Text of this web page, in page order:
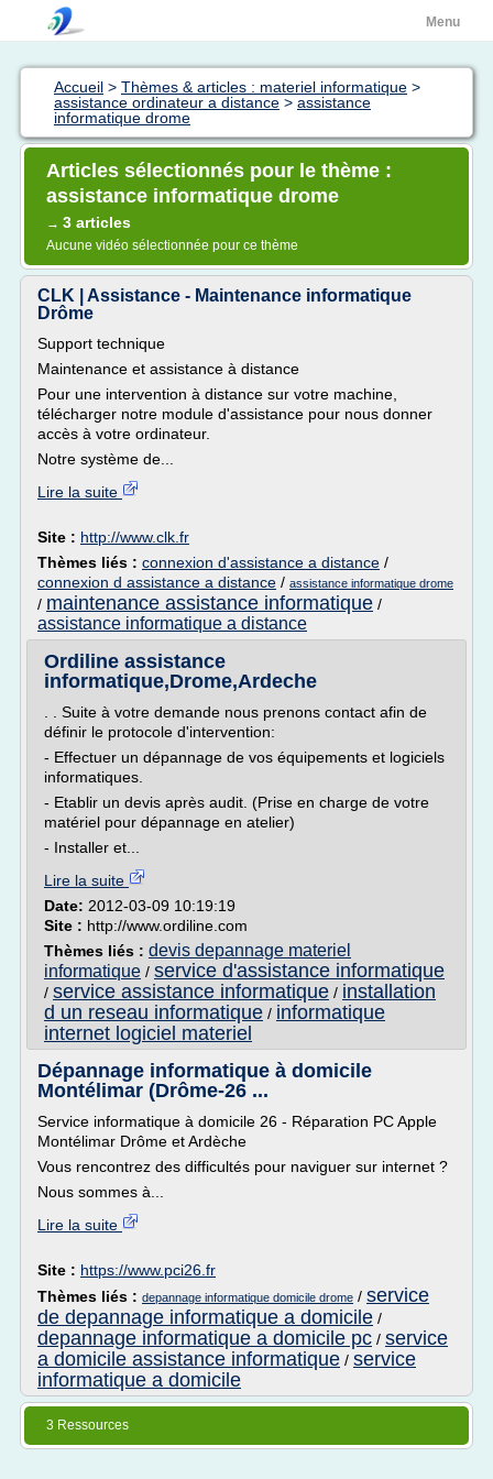
Menu
Accueil > Thèmes & articles : materiel informatique >
assistance ordinateur a distance > assistance
informatique drome
Articles sélectionnés pour le thème :
assistance informatique drome
→ 3 articles
Aucune vidéo sélectionnée pour ce thème
CLK | Assistance - Maintenance informatique
Drôme
Support technique
Maintenance et assistance à distance
Pour une intervention à distance sur votre machine,
télécharger notre module d'assistance pour nous donner
accès à votre ordinateur.
Notre système de...
Lire la suite
Site : http://www.clk.fr
Thèmes liés : connexion d'assistance a distance /
connexion d assistance a distance / assistance informatique drome
/ maintenance assistance informatique /
assistance informatique a distance
Ordiline assistance
informatique,Drome,Ardeche
. . Suite à votre demande nous prenons contact afin de
définir le protocole d'intervention:
- Effectuer un dépannage de vos équipements et logiciels
informatiques.
- Etablir un devis après audit. (Prise en charge de votre
matériel pour dépannage en atelier)
- Installer et...
Lire la suite
Date: 2012-03-09 10:19:19
Site : http://www.ordiline.com
Thèmes liés : devis depannage materiel
informatique / service d'assistance informatique
/ service assistance informatique / installation
d un reseau informatique / informatique
internet logiciel materiel
Dépannage informatique à domicile
Montélimar (Drôme-26 ...
Service informatique à domicile 26 - Réparation PC Apple
Montélimar Drôme et Ardèche
Vous rencontrez des difficultés pour naviguer sur internet ?
Nous sommes à...
Lire la suite
Site : https://www.pci26.fr
Thèmes liés : depannage informatique domicile drome / service
de depannage informatique a domicile /
depannage informatique a domicile pc / service
a domicile assistance informatique / service
informatique a domicile
3 Ressources